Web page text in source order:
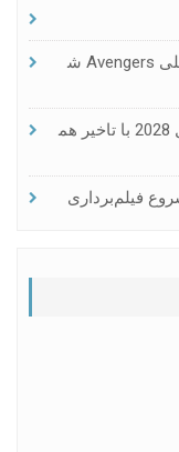
چرا دکتر دووم بدون هیچ زمینه‌ای شرور اصلی Avengers ش
عرضه بازی Tomb Raider: Catalyst تا سال 2028 با تاخیر هم